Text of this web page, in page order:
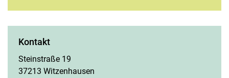
Kontakt
Steinstraße 19
37213 Witzenhausen